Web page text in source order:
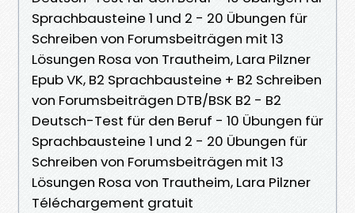
Sprachbausteine 1 und 2 - 20 Übungen für
Schreiben von Forumsbeiträgen mit 13
Lösungen Rosa von Trautheim, Lara Pilzner
Epub VK, B2 Sprachbausteine + B2 Schreiben
von Forumsbeiträgen DTB/BSK B2 - B2
Deutsch-Test für den Beruf - 10 Übungen für
Sprachbausteine 1 und 2 - 20 Übungen für
Schreiben von Forumsbeiträgen mit 13
Lösungen Rosa von Trautheim, Lara Pilzner
Téléchargement gratuit